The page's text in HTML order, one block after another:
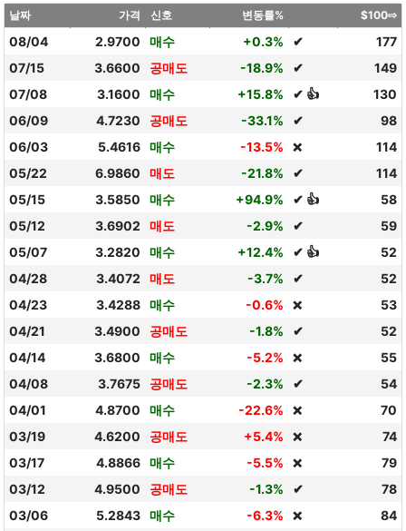
날짜 가격 신호 변동률% $100⇨
08/04 2.9700 매수 +0.3% ✔
177
07/15
3.6600 공매도 -18.9% ✔
149
07/08
3.1600 매수 +15.8% ✔ 👍
130
06/09
4.7230 공매도 -33.1% ✔
98
06/03
5.4616 매수 -13.5% ❌
114
05/22
6.9860 매도 -21.8% ✔
114
05/15
3.5850 매수 +94.9% ✔ 👍
58
05/12
3.6902 매도 -2.9% ✔
59
05/07
3.2820 매수 +12.4% ✔ 👍
52
04/28
3.4072 매도 -3.7% ✔
52
04/23
3.4288 매수 -0.6% ❌
53
04/21
3.4900 공매도 -1.8% ✔
52
04/14
3.6800 매수 -5.2% ❌
55
04/08
3.7675 공매도 -2.3% ✔
54
04/01
4.8700 매수 -22.6% ❌
70
03/19
4.6200 공매도 +5.4% ❌
74
03/17
4.8866 매수 -5.5% ❌
79
03/12
4.9500 공매도 -1.3% ✔
78
03/06
5.2843 매수 -6.3% ❌
84